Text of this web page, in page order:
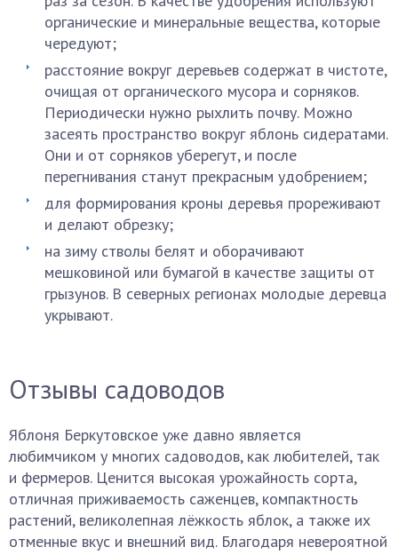
органические и минеральные вещества, которые
чередуют;
расстояние вокруг деревьев содержат в чистоте,
очищая от органического мусора и сорняков.
Периодически нужно рыхлить почву. Можно
засеять пространство вокруг яблонь сидератами.
Они и от сорняков уберегут, и после
перегнивания станут прекрасным удобрением;
для формирования кроны деревья прореживают
и делают обрезку;
на зиму стволы белят и оборачивают
мешковиной или бумагой в качестве защиты от
грызунов. В северных регионах молодые деревца
укрывают.
Отзывы садоводов
Яблоня Беркутовское уже давно является
любимчиком у многих садоводов, как любителей, так
и фермеров. Ценится высокая урожайность сорта,
отличная приживаемость саженцев, компактность
растений, великолепная лёжкость яблок, а также их
отменные вкус и внешний вид. Благодаря невероятной